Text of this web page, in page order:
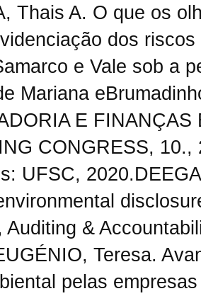
Thais A. O que os
dos
e Vale sob a
Mariana
E
CONGRESS,
UFSC,
Auditing &
Teresa.
pelas